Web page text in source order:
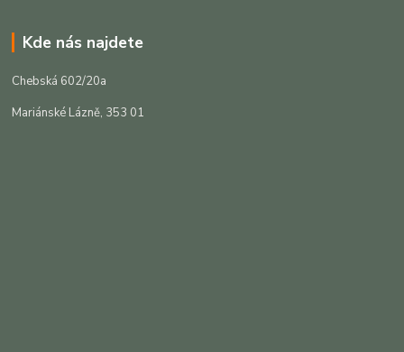
Kde nás najdete
Chebská 602/20a
Mariánské Lázně, 353 01